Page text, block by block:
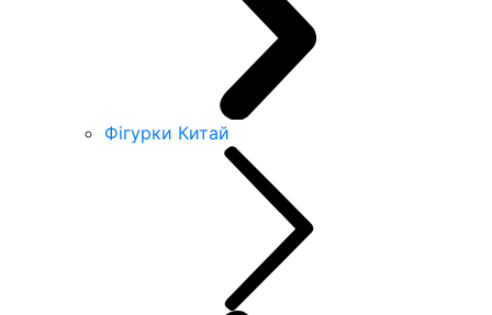
Фігурки Китай